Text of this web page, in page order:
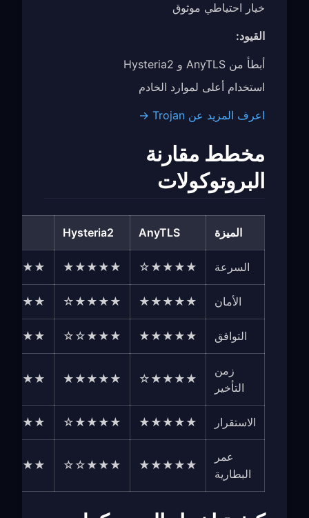
خيار احتياطي موثوق
القيود:
أبطأ من AnyTLS و Hysteria2
استخدام أعلى لموارد الخادم
اعرف المزيد عن Trojan →
مخطط مقارنة
البروتوكولات
الميزة AnyTLS
Hysteria2
السرعة ★★★★☆
★★★★★
الأمان ★★★★★
★★★★☆
التوافق ★★★★★
★★★☆☆
زمن
التأخير
★★★★☆
★★★★★
الاستقرار ★★★★★
★★★★☆
عمر
البطارية
★★★★★
★★★☆☆